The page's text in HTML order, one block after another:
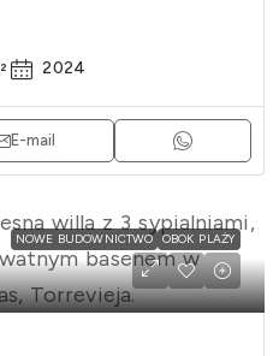
2024
E-mail
NOWE BUDOWNICTWO OBOK PLAŻY